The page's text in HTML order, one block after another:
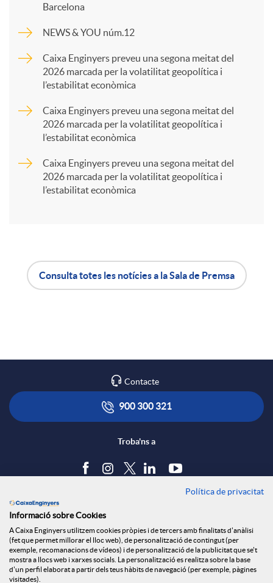
r
x
s
S
o
Barcelona
NEWS & YOU núm.12
Caixa Enginyers preveu una segona meitat del
2026 marcada per la volatilitat geopolítica i
l’estabilitat econòmica
Caixa Enginyers preveu una segona meitat del
2026 marcada per la volatilitat geopolítica i
l’estabilitat econòmica
Caixa Enginyers preveu una segona meitat del
2026 marcada per la volatilitat geopolítica i
l’estabilitat econòmica
i
c
i
ó
a
l
Consulta totes les notícies a la Sala de Premsa
Contacte
900 300 321
Troba'ns a
Política de cookies
Avís legal
Seguretat Online
Política de privacitat
Informació sobre Cookies
A Caixa Enginyers utilitzem cookies pròpies i de tercers amb finalitats d'anàlisi
(fet que permet millorar el lloc web), de personalització de contingut (per
exemple, recomanacions de vídeos) i de personalització de la publicitat que se't
mostra a llocs web i xarxes socials. La personalització es realitza sobre la base
d'un perfil elaborat a partir dels teus hàbits de navegació (per exemple, pàgines
visitades).